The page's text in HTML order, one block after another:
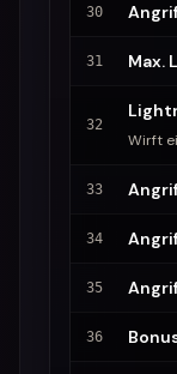
30
31 Max.
32
Wirft
33
34
35
36